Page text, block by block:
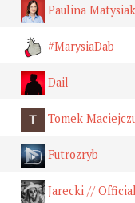
Paulina Matysiak
#MarysiaDab
Dail
Tomek
Futrozryb
Jarecki //